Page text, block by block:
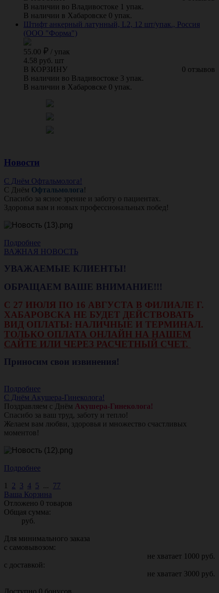
В наличии во Владивостоке 1 упак.
В наличии в Хабаровске 0 упак.
Штифт анкерный латунный, L2, 12 шт/упак., Россия
(ООО "Форма")
55.00 / упак
4.58 руб. шт
0 отзывов
В КОРЗИНУ
В наличии во Владивостоке 3 упак.
В наличии в Хабаровске 0 упак.
Новости
С Днём Офтальмолога!
С Днём Офтальмолога!
Спасибо за ясное зрение и заботу о пациентах.
Здоровья вам и новых профессиональных побед!
Подробнее
ВАЖНАЯ НОВОСТЬ
УВАЖАЕМЫЕ КЛИЕНТЫ!
ОБРАЩАЕМ ВАШЕ ВНИМАНИЕ!!!
С 27 ИЮЛЯ ПО 16 АВГУСТА В ФИЛИАЛЕ Г.
ХАБАРОВСКА НЕ БУДЕТ ДЕЙСТВОВАТЬ
ВИД ОПЛАТЫ: НАЛИЧНЫЕ И ТЕРМИНАЛ.
ТОЛЬКО ОПЛАТА ОНЛАЙН НА НАШЕМ
САЙТЕ ИЛИ ЧЕРЕЗ РАСЧЕТНЫЙ СЧЕТ.
Приносим свои извинения!
Подробнее
С Днём Акушера-Гинеколога!
Поздравляем с Днём Акушера-Гинеколога!
Спасибо за ваш труд, заботу и тепло!
Желаем вам любви, здоровья и множество счастливых
моментов!
Подробнее
1 2 3 4 5 ... 77
Ваша Корзина
Отложено 0 товаров
Общая сумма:
руб.
Для минимального заказа
с самовывозом:
не хватает 1000 руб.
с доставкой:
не хватает 3000 руб.